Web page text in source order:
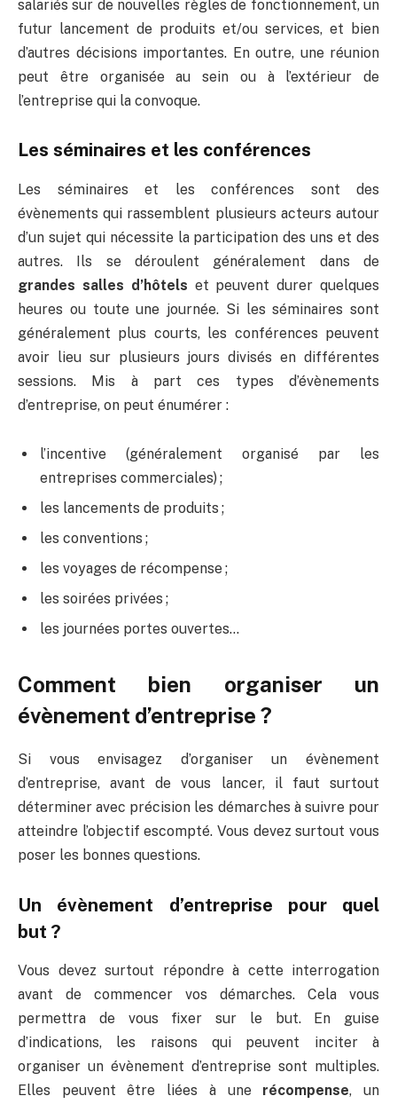
salariés sur de nouvelles règles de fonctionnement, un
futur lancement de produits et/ou services, et bien
d’autres décisions importantes. En outre, une réunion
peut être organisée au sein ou à l’extérieur de
l’entreprise qui la convoque.
Les séminaires et les conférences
Les séminaires et les conférences sont des
évènements qui rassemblent plusieurs acteurs autour
d’un sujet qui nécessite la participation des uns et des
autres. Ils se déroulent généralement dans de
grandes salles d’hôtels et peuvent durer quelques
heures ou toute une journée. Si les séminaires sont
généralement plus courts, les conférences peuvent
avoir lieu sur plusieurs jours divisés en différentes
sessions. Mis à part ces types d’évènements
d’entreprise, on peut énumérer :
l’incentive (généralement organisé par les
entreprises commerciales) ;
les lancements de produits ;
les conventions ;
les voyages de récompense ;
les soirées privées ;
les journées portes ouvertes…
Comment bien organiser un
évènement d’entreprise ?
Si vous envisagez d’organiser un évènement
d’entreprise, avant de vous lancer, il faut surtout
déterminer avec précision les démarches à suivre pour
atteindre l’objectif escompté. Vous devez surtout vous
poser les bonnes questions.
Un évènement d’entreprise pour quel
but ?
Vous devez surtout répondre à cette interrogation
avant de commencer vos démarches. Cela vous
permettra de vous fixer sur le but. En guise
d’indications, les raisons qui peuvent inciter à
organiser un évènement d’entreprise sont multiples.
Elles peuvent être liées à une récompense, un